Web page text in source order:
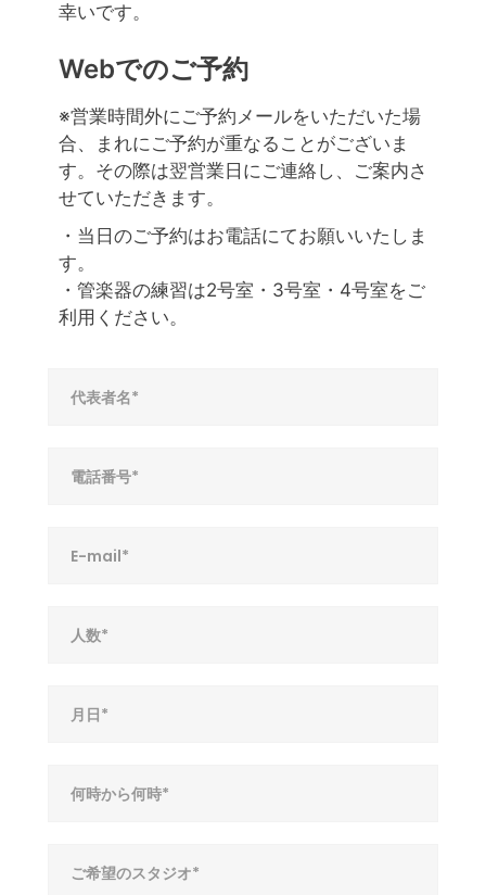
幸いです。
Webでのご予約
※営業時間外にご予約メールをいただいた場
合、まれにご予約が重なることがございま
す。その際は翌営業日にご連絡し、ご案内さ
せていただきます。
・当日のご予約はお電話にてお願いいたしま
す。
・管楽器の練習は2号室・3号室・4号室をご
利用ください。